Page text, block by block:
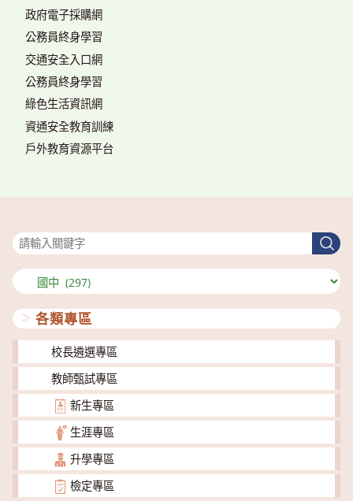
政府電子採購網
公務員終身學習
交通安全入口網
公務員終身學習
綠色生活資訊網
資通安全教育訓練
戶外教育資源平台
搜
尋
分
類
各類專區
校長遴選專區
教師甄試專區
新生專區
生涯專區
升學專區
檢定專區